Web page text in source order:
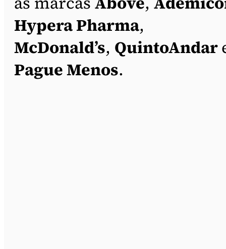
Hypera Pharma,
McDonald’s, QuintoAndar
Pague Menos.